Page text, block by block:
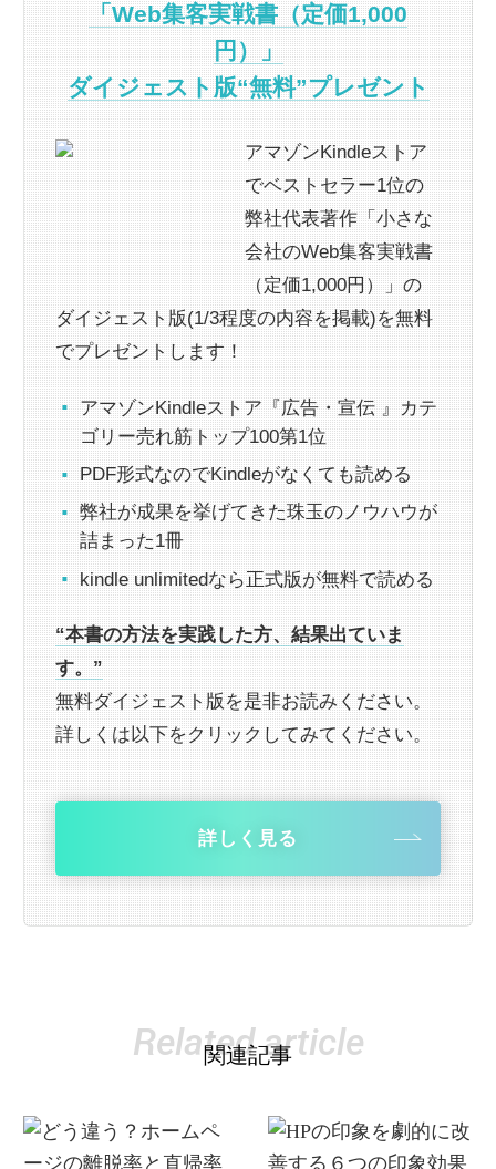
「Web集客実戦書（定価1,000
円）」
ダイジェスト版“無料”プレゼント
アマゾンKindleストア
でベストセラー1位の
弊社代表著作「小さな
会社のWeb集客実戦書
（定価1,000円）」の
ダイジェスト版(1/3程度の内容を掲載)を無料
でプレゼントします！
アマゾンKindleストア『広告・宣伝 』カテ
ゴリー売れ筋トップ100第1位
PDF形式なのでKindleがなくても読める
弊社が成果を挙げてきた珠玉のノウハウが
詰まった1冊
kindle unlimitedなら正式版が無料で読める
“本書の方法を実践した方、結果出ていま
す。”
無料ダイジェスト版を是非お読みください。
詳しくは以下をクリックしてみてください。
詳しく見る
関連記事
Related article